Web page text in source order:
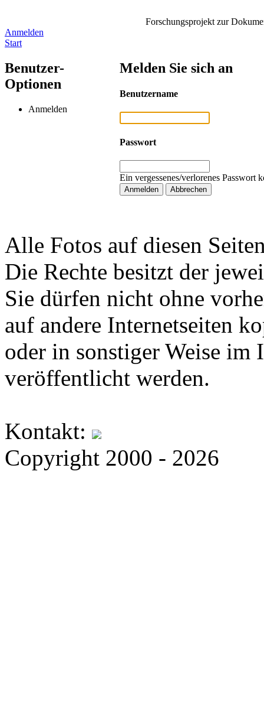
Forschungsprojekt zur
Anmelden
Start
Benutzer-
Optionen
Anmelden
Melden Sie sich an
Benutzername
Passwort
Ein vergessenes/verlorenes Passwort
Alle Fotos auf diesen
Die Rechte besitzt der
Sie dürfen nicht ohne
auf andere Internetseiten
oder in sonstiger Weise im
veröffentlicht werden.
Kontakt:
Copyright 2000 - 2026